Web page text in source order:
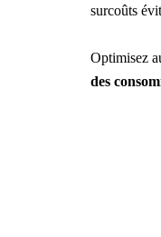
surcoûts
Optimisez
des